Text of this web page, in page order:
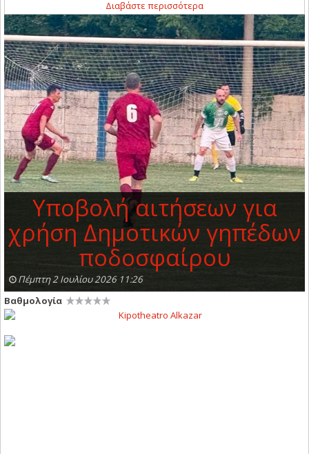
Διαβάστε περισσότερα
Υποβολή αιτήσεων για
χρήση Δημοτικών γηπέδων
ποδοσφαίρου
Πέμπτη 2 Ιουλίου 2026 11:26
Βαθμολογία